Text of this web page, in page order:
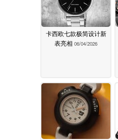
卡西欧七款极简设计新
表亮相 06/04/2026